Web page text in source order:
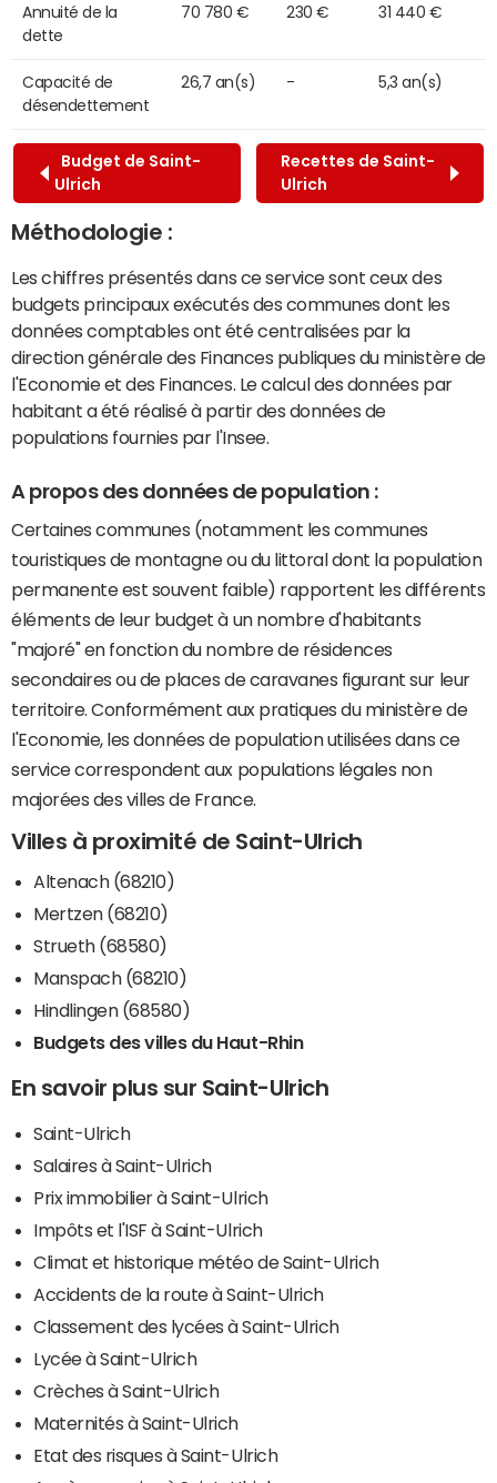
Annuité de la
dette
70 780 € 230 € 31 440 €
Capacité de
désendettement
26,7 an(s) - 5,3 an(s)
Budget de Saint-
Ulrich
Recettes de Saint-
Ulrich
Méthodologie :
Les chiffres présentés dans ce service sont ceux des
budgets principaux exécutés des communes dont les
données comptables ont été centralisées par la
direction générale des Finances publiques du ministère de
l'Economie et des Finances. Le calcul des données par
habitant a été réalisé à partir des données de
populations fournies par l'Insee.
A propos des données de population :
Certaines communes (notamment les communes
touristiques de montagne ou du littoral dont la population
permanente est souvent faible) rapportent les différents
éléments de leur budget à un nombre d'habitants
"majoré" en fonction du nombre de résidences
secondaires ou de places de caravanes figurant sur leur
territoire. Conformément aux pratiques du ministère de
l'Economie, les données de population utilisées dans ce
service correspondent aux populations légales non
majorées des villes de France.
Villes à proximité de Saint-Ulrich
Altenach (68210)
Mertzen (68210)
Strueth (68580)
Manspach (68210)
Hindlingen (68580)
Budgets des villes du Haut-Rhin
En savoir plus sur Saint-Ulrich
Saint-Ulrich
Salaires à Saint-Ulrich
Prix immobilier à Saint-Ulrich
Impôts et l'ISF à Saint-Ulrich
Climat et historique météo de Saint-Ulrich
Accidents de la route à Saint-Ulrich
Classement des lycées à Saint-Ulrich
Lycée à Saint-Ulrich
Crèches à Saint-Ulrich
Maternités à Saint-Ulrich
Etat des risques à Saint-Ulrich